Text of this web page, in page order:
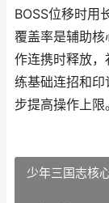
BOSS位移时用
覆盖率是辅助
作连携时释放
练基础连招和
步提高操作上限
少年三国志核